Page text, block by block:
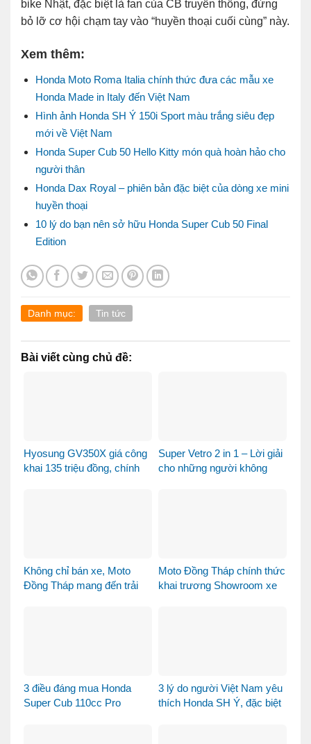
bike Nhật, đặc biệt là fan của CB truyền thống, đừng
bỏ lỡ cơ hội chạm tay vào “huyền thoại cuối cùng” này.
Xem thêm:
Honda Moto Roma Italia chính thức đưa các mẫu xe
Honda Made in Italy đến Việt Nam
Hình ảnh Honda SH Ý 150i Sport màu trắng siêu đẹp
mới về Việt Nam
Honda Super Cub 50 Hello Kitty món quà hoàn hảo cho
người thân
Honda Dax Royal – phiên bản đặc biệt của dòng xe mini
huyền thoại
10 lý do bạn nên sở hữu Honda Super Cub 50 Final
Edition
Danh mục: Tin tức
Bài viết cùng chủ đề:
Hyosung GV350X giá công
khai 135 triệu đồng, chính
Super Vetro 2 in 1 – Lời giải
cho những người không
Không chỉ bán xe, Moto
Đồng Tháp mang đến trải
Moto Đồng Tháp chính thức
khai trương Showroom xe
3 điều đáng mua Honda
Super Cub 110cc Pro
3 lý do người Việt Nam yêu
thích Honda SH Ý, đặc biệt